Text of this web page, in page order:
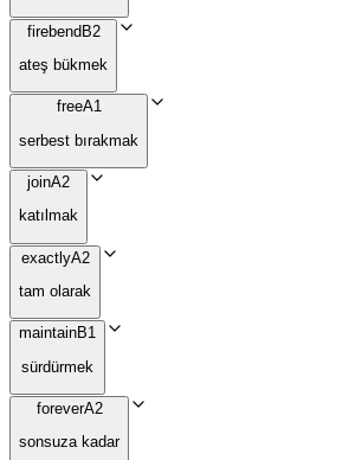
firebendB2
ateş bükmek
freeA1
serbest bırakmak
joinA2
katılmak
exactlyA2
tam olarak
maintainB1
sürdürmek
foreverA2
sonsuza kadar